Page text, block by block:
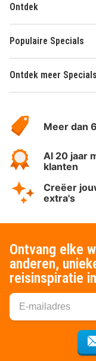
Ontdek
Populaire Specials
Ontdek meer Specials
HotelSpecials
Meer dan
Al 20 jaar
klanten
Creëer
extra's
Ontvang elke
anderen,
reisinspiratie